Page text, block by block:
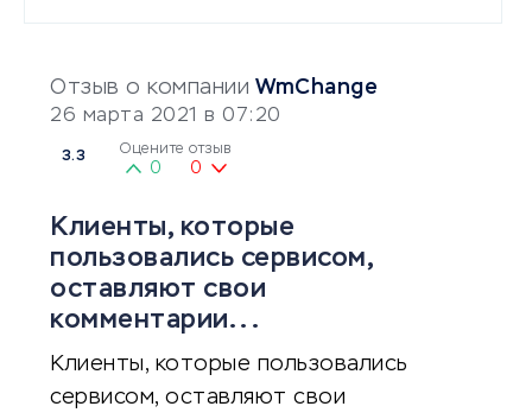
Отзыв о компании WmChange
26 марта 2021 в 07:20
3.3 Оцените отзыв
0 0
Клиенты, которые
пользовались сервисом,
оставляют свои
комментарии...
Клиенты, которые пользовались
сервисом, оставляют свои